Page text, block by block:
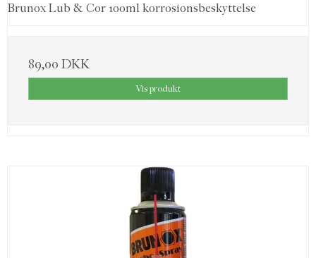
Brunox Lub & Cor 100ml korrosionsbeskyttelse
89,00 DKK
Vis produkt